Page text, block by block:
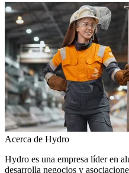
Acerca de Hydro
Hydro es una empresa líder en
desarrolla negocios y